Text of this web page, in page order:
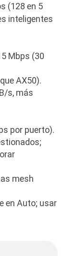
(128 en 5
inteligentes
Mbps (30
AX50).
s, más
por puerto).
mesh
en Auto; usar